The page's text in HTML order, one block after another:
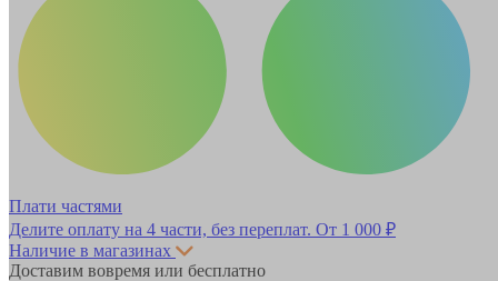
Плати частями
Делите оплату на 4 части, без переплат. От 1 000 ₽
Наличие в магазинах
Доставим вовремя или бесплатно